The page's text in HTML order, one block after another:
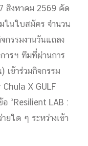
สิงหาคม 2569 คัด
ในใบสมัคร จำนวน
รรมงานวันแถลง
ารฯ ทีมที่ผ่านการ
ข้าร่วมกิจกรรม
X GULF
“Resilient LAB :
ยใด ๆ ระหว่างเข้า